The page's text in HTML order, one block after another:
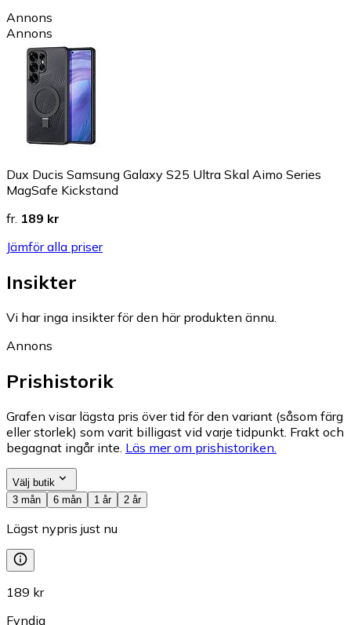
Annons
Annons
Dux Ducis Samsung Galaxy S25 Ultra Skal Aimo Series
MagSafe Kickstand
fr. 189 kr
Jämför alla priser
Insikter
Vi har inga insikter för den här produkten ännu.
Annons
Prishistorik
Grafen visar lägsta pris över tid för den variant (såsom färg
eller storlek) som varit billigast vid varje tidpunkt. Frakt och
begagnat ingår inte. Läs mer om prishistoriken.
Välj butik
3 mån
6 mån 1 år 2 år
Lägst nypris just nu
189 kr
Fyndiq